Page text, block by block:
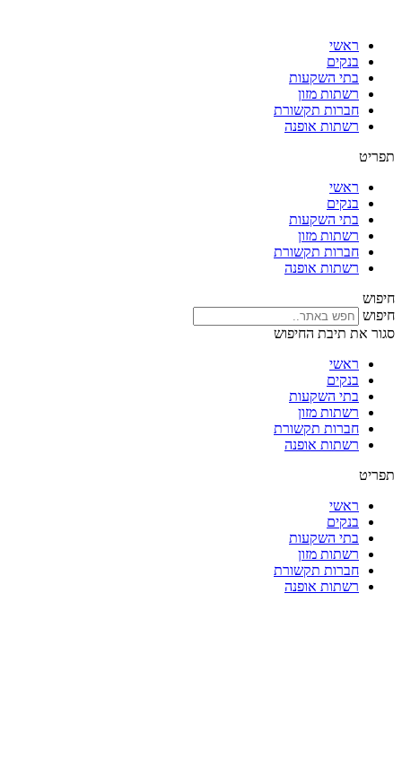
ראשי
בנקים
בתי השקעות
רשתות מזון
חברות תקשורת
רשתות אופנה
תפריט
ראשי
בנקים
בתי השקעות
רשתות מזון
חברות תקשורת
רשתות אופנה
חיפוש
חיפוש
סגור את תיבת החיפוש
ראשי
בנקים
בתי השקעות
רשתות מזון
חברות תקשורת
רשתות אופנה
תפריט
ראשי
בנקים
בתי השקעות
רשתות מזון
חברות תקשורת
רשתות אופנה